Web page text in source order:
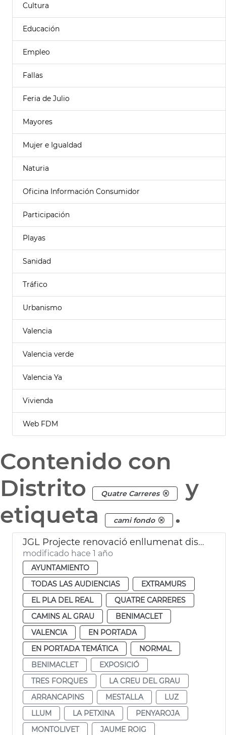
Cultura
Educación
Empleo
Fallas
Feria de Julio
Mayores
Mujer e Igualdad
Naturia
Oficina Información Consumidor
Participación
Playas
Sanidad
Tráfico
Urbanismo
Valencia
Valencia verde
Valencia Ya
Vivienda
Web FDM
Contenido con
Distrito
Quatre Carreres
y
etiqueta
cami fondo .
JGL Projecte renovació enllumenat districtes València
modificado hace 1 año
AYUNTAMIENTO
TODAS LAS AUDIENCIAS
EXTRAMURS
EL PLA DEL REAL
QUATRE CARRERES
CAMINS AL GRAU
BENIMACLET
VALENCIA
EN PORTADA
EN PORTADA TEMÁTICA
NORMAL
BENIMACLET
EXPOSICIÓ
TRES FORQUES
LA CREU DEL GRAU
ARRANCAPINS
MESTALLA
LUZ
LLUM
LA PETXINA
PENYAROJA
MONTOLIVET
JAUME ROIG